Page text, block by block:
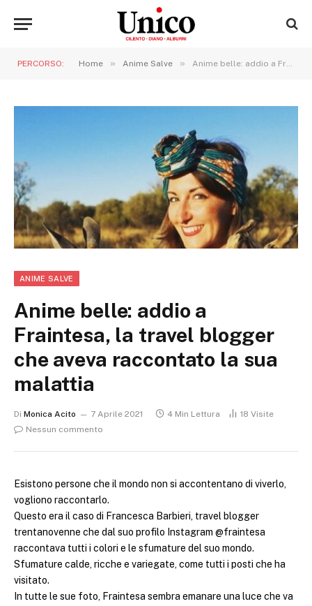
PERCORSO: Home » Anime Salve » Anime belle: addio a Fraintesa, la travel blogger che aveva raccontato la sua malattia
ANIME SALVE
Anime belle: addio a
Fraintesa, la travel blogger
che aveva raccontato la sua
malattia
Di Monica Acito 7 Aprile 2021 4 Min Lettura 18 Visite
Nessun commento
Esistono persone che il mondo non si accontentano di viverlo,
vogliono raccontarlo.
Questo era il caso di Francesca Barbieri, travel blogger
trentanovenne che dal suo profilo Instagram @fraintesa
raccontava tutti i colori e le sfumature del suo mondo.
Sfumature calde, ricche e variegate, come tutti i posti che ha
visitato.
In tutte le sue foto, Fraintesa sembra emanare una luce che va